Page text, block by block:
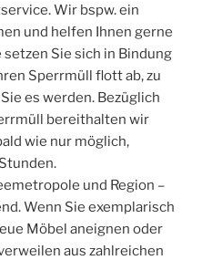
Wir bspw. ein
und helfen Ihnen gerne
Sie sich in Bindung
Sperrmüll flott ab, zu
es werden. Bezüglich
bereithalten wir
wie nur möglich,
und Region –
Wenn Sie exemplarisch
Möbel aneignen oder
aus zahlreichen